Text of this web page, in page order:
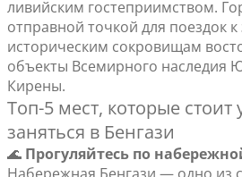
ливийским гостеприимством.
отправной точкой для поездок
историческим сокровищам
объекты Всемирного наследия
Кирены.
Топ-5 мест, которые стоит
заняться в Бенгази
🌊 Прогуляйтесь по